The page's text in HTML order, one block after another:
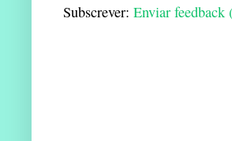
Subscrever: Enviar feedback